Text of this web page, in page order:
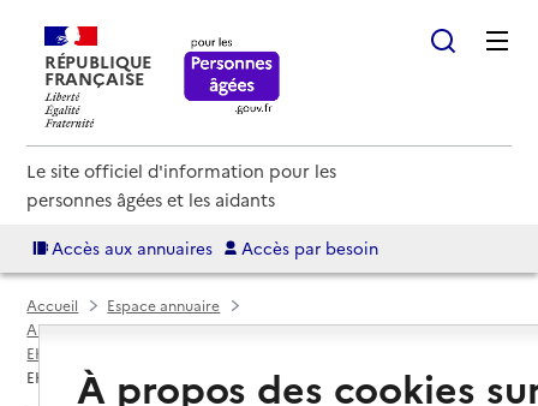
RÉPUBLIQUE
FRANÇAISE
Le site officiel d'information pour les
personnes âgées et les aidants
Accès aux annuaires Accès par besoin
Accueil
Espace annuaire
Annuaire EHPAD et maisons de retraite
EHPAD par département
EHPAD La Vaquinière
À propos des cookies